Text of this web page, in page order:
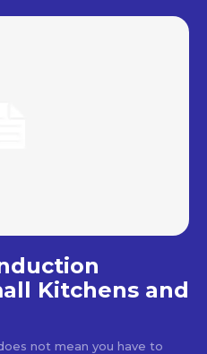
Kitchens and
not mean you have to